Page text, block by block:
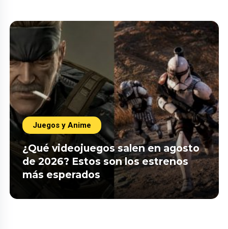
Juegos y Anime
¿Qué videojuegos salen en agosto
de 2026? Estos son los estrenos
más esperados